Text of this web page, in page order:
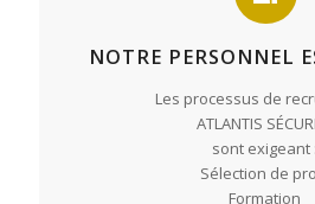
NOTRE PERSONNEL
Les processus de
ATLANTIS
sont exigeant :
Sélection de
Formation